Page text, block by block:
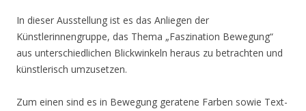
In dieser Ausstellung ist es das Anliegen der
Künstlerinnengruppe, das Thema „Faszination Bewegung“
aus unterschiedlichen Blickwinkeln heraus zu betrachten und
künstlerisch umzusetzen.
Zum einen sind es in Bewegung geratene Farben sowie Text-